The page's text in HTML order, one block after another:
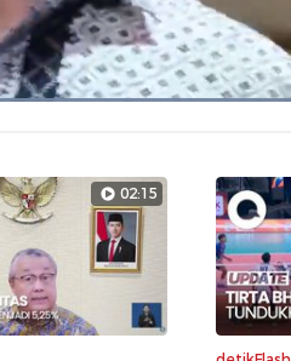
Dimuat:
02:15